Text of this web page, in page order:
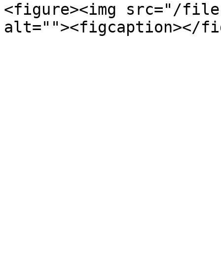
<figure><img src="/